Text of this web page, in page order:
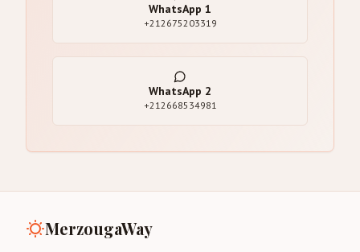
WhatsApp 1
+212675203319
WhatsApp 2
+212668534981
MerzougaWay